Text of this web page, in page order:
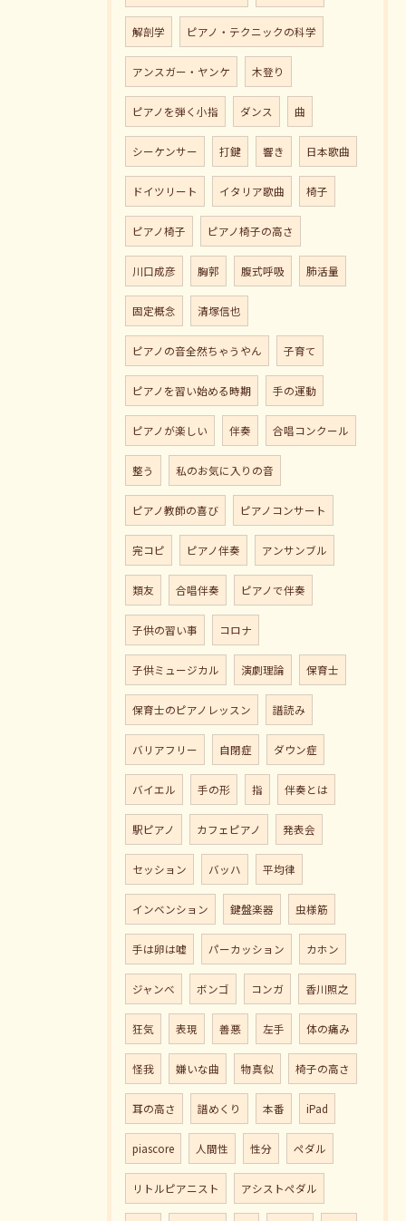
解剖学 ピアノ・テクニックの科学
アンスガー・ヤンケ 木登り
ピアノを弾く小指 ダンス 曲
シーケンサー 打鍵 響き 日本歌曲
ドイツリート イタリア歌曲 椅子
ピアノ椅子 ピアノ椅子の高さ
川口成彦 胸郭 腹式呼吸 肺活量
固定概念 清塚信也
ピアノの音全然ちゃうやん 子育て
ピアノを習い始める時期 手の運動
ピアノが楽しい 伴奏 合唱コンクール
整う 私のお気に入りの音
ピアノ教師の喜び ピアノコンサート
完コピ ピアノ伴奏 アンサンブル
類友 合唱伴奏 ピアノで伴奏
子供の習い事 コロナ
子供ミュージカル 演劇理論 保育士
保育士のピアノレッスン 譜読み
バリアフリー 自閉症 ダウン症
バイエル 手の形 指 伴奏とは
駅ピアノ カフェピアノ 発表会
セッション バッハ 平均律
インベンション 鍵盤楽器 虫様筋
手は卵は嘘 パーカッション カホン
ジャンべ ボンゴ コンガ 香川照之
狂気 表現 善悪 左手 体の痛み
怪我 嫌いな曲 物真似 椅子の高さ
耳の高さ 譜めくり 本番 iPad
piascore 人間性 性分 ペダル
リトルピアニスト アシストペダル